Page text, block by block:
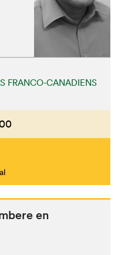
FRANCO-CANADIENS
en